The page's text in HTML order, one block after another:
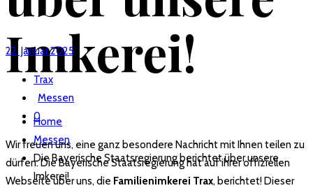
Imkerei!
Home
Messen
Die Bayerische Staatsregierung berichtet über unsere
Imkerei!
22. Januar 2025
Trax
Messen
0
Wir freuen uns, eine ganz besondere Nachricht mit Ihnen teilen zu
dürfen: Die Bayerische Staatsregierung hat auf ihrer offiziellen
Webseite über uns, die Familienimkerei Trax, berichtet! Dieser